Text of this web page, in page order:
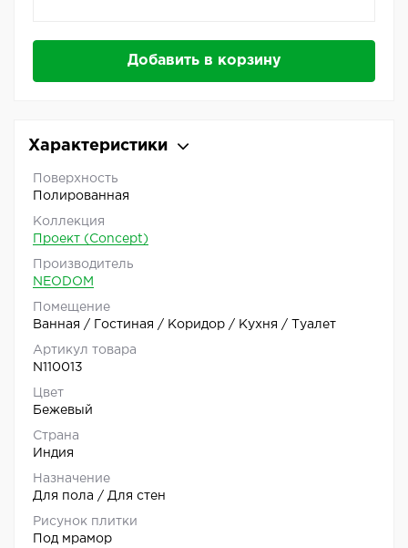
Добавить в корзину
Характеристики
Поверхность
Полированная
Коллекция
Проект (Concept)
Производитель
NEODOM
Помещение
Ванная / Гостиная / Коридор / Кухня / Туалет
Артикул товара
N110013
Цвет
Бежевый
Страна
Индия
Назначение
Для пола / Для стен
Рисунок плитки
Под мрамор